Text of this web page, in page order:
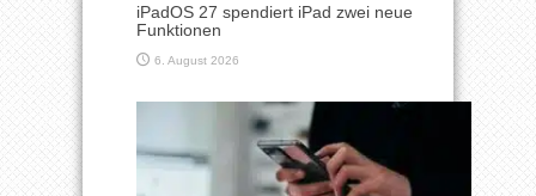
iPadOS 27 spendiert iPad zwei neue
Funktionen
6. August 2026